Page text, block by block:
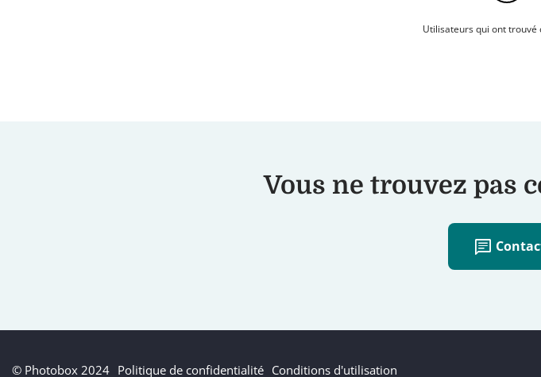
Utilisateurs qui ont trouvé
Vous ne trouvez pas
chat
© Photobox 2024 Politique de confidentialité Conditions d'utilisation